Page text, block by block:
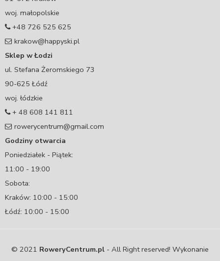
woj. małopolskie
+48 726 525 625
krakow@happyski.pl
Sklep w Łodzi
ul. Stefana Żeromskiego 73
90-625 Łódź
woj. łódzkie
+ 48 608 141 811
rowerycentrum@gmail.com
Godziny otwarcia
Poniedziałek - Piątek:
11:00 - 19:00
Sobota:
Kraków: 10:00 - 15:00
Łódź: 10:00 - 15:00
© 2021 RoweryCentrum.pl - All Right reserved! Wykonanie